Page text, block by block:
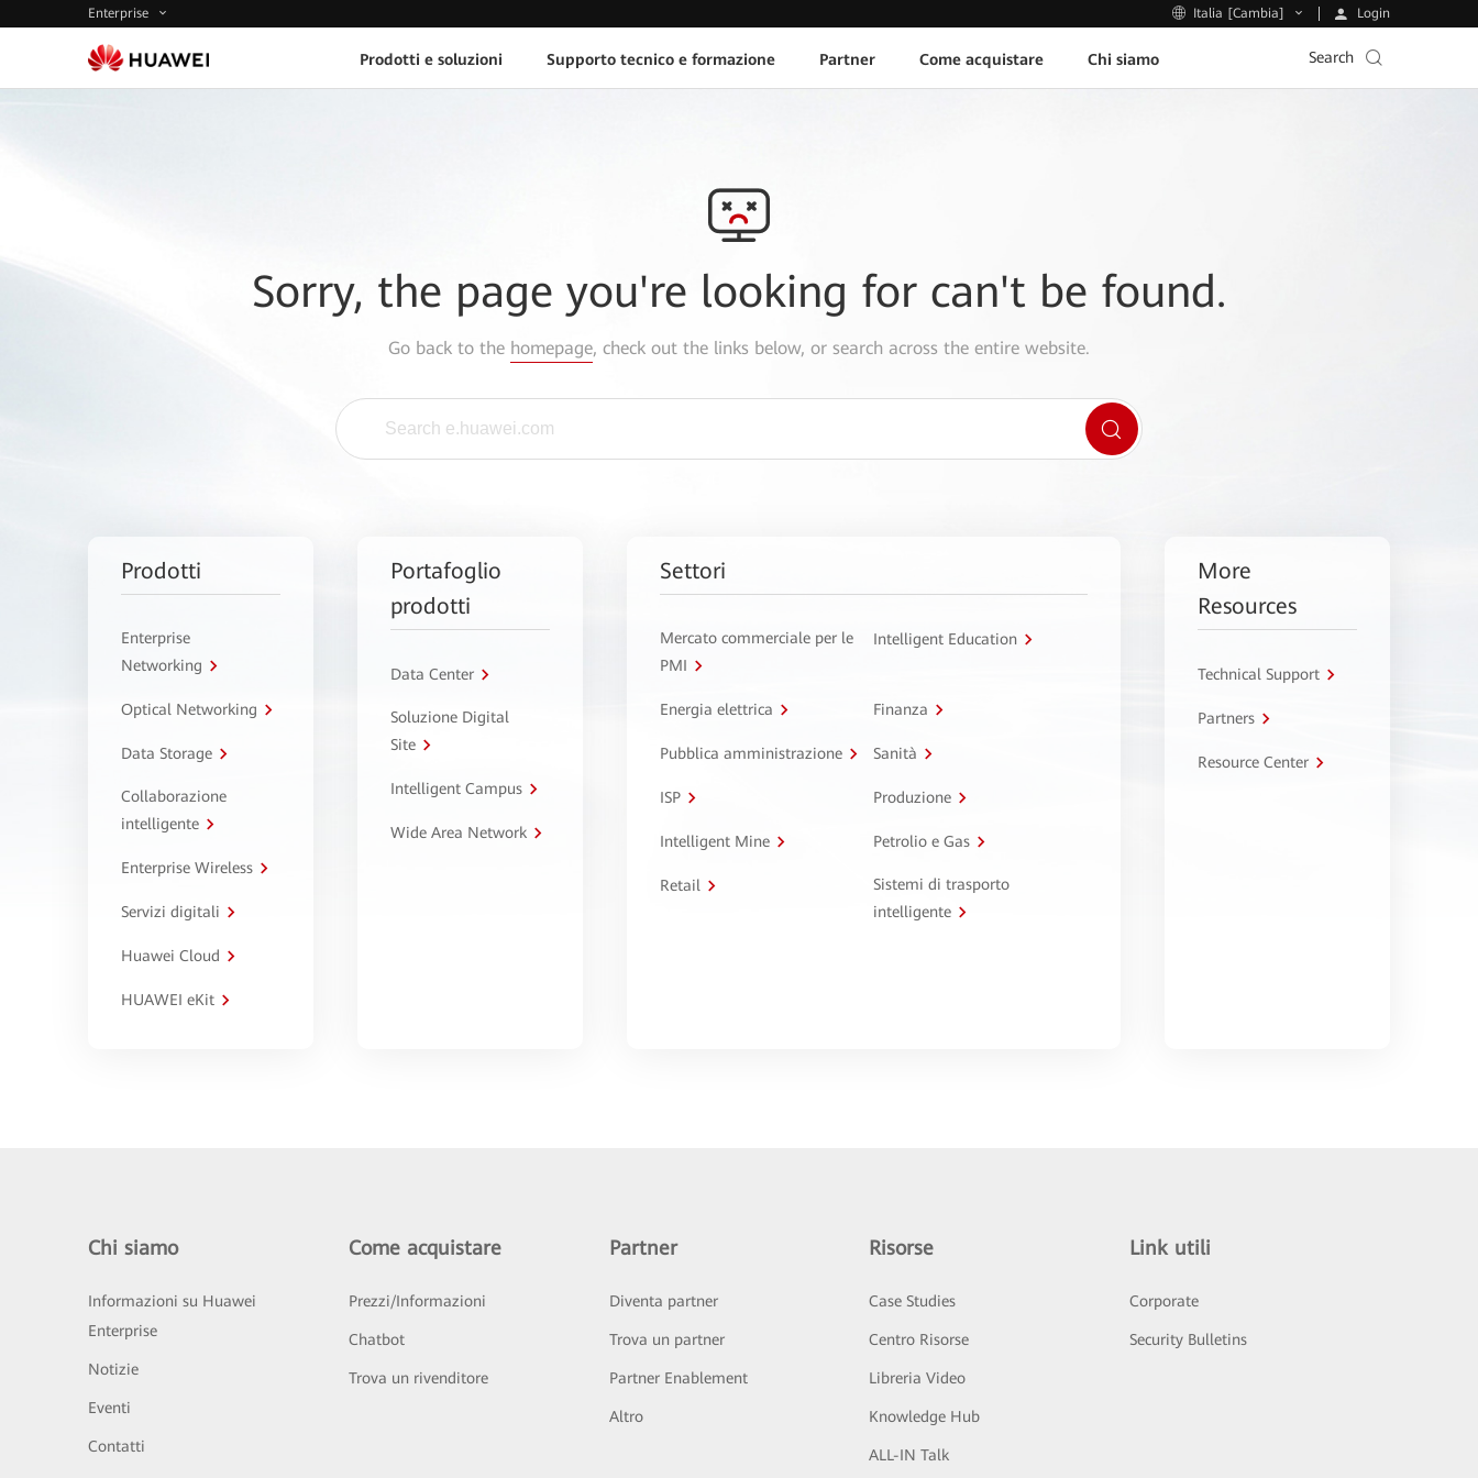
Enterprise Italia [Cambia] Login
Prodotti e soluzioni Supporto tecnico e formazione Partner Come acquistare Chi siamo Search
Sorry, the page you're looking for can't be found.
Go back to the homepage, check out the links below, or search across the entire website.
Prodotti
Enterprise
Networking
Optical Networking
Data Storage
Collaborazione
intelligente
Enterprise Wireless
Servizi digitali
Huawei Cloud
HUAWEI eKit
Portafoglio
prodotti
Data Center
Soluzione Digital
Site
Intelligent Campus
Wide Area Network
Settori
Mercato commerciale per le
PMI
Intelligent Education
Energia elettrica Finanza
Pubblica amministrazione Sanità
ISP Produzione
Intelligent Mine Petrolio e Gas
Retail
Sistemi di trasporto
intelligente
More
Resources
Technical Support
Partners
Resource Center
Chi siamo
Informazioni su Huawei
Enterprise
Notizie
Eventi
Contatti
Come acquistare
Prezzi/Informazioni
Chatbot
Trova un rivenditore
Partner
Diventa partner
Trova un partner
Partner Enablement
Altro
Risorse
Case Studies
Centro Risorse
Libreria Video
Knowledge Hub
ALL-IN Talk
Link utili
Corporate
Security Bulletins